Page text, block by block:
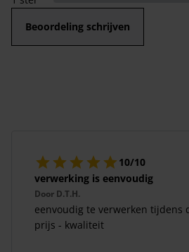
Beoordeling schrijven
10/10
verwerking is eenvoudig
Door D.T.H.
eenvoudig te verwerken tijdens
prijs - kwaliteit